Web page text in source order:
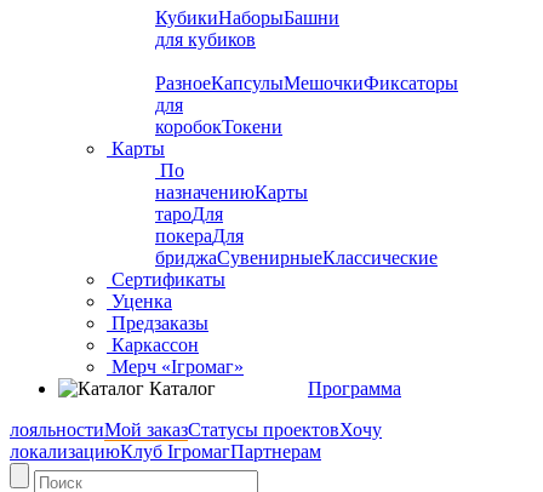
КубикиНаборыБашни
для кубиков
РазноеКапсулыМешочкиФиксаторы
для
коробокТокени
Карты
По
назначениюКарты
тароДля
покераДля
бриджаСувенирныеКлассические
Сертификаты
Уценка
Предзаказы
Каркассон
Мерч «Ігромаг»
Каталог
Программа
лояльностиМой заказСтатусы проектовХочу
локализациюКлуб ІгромагПартнерам